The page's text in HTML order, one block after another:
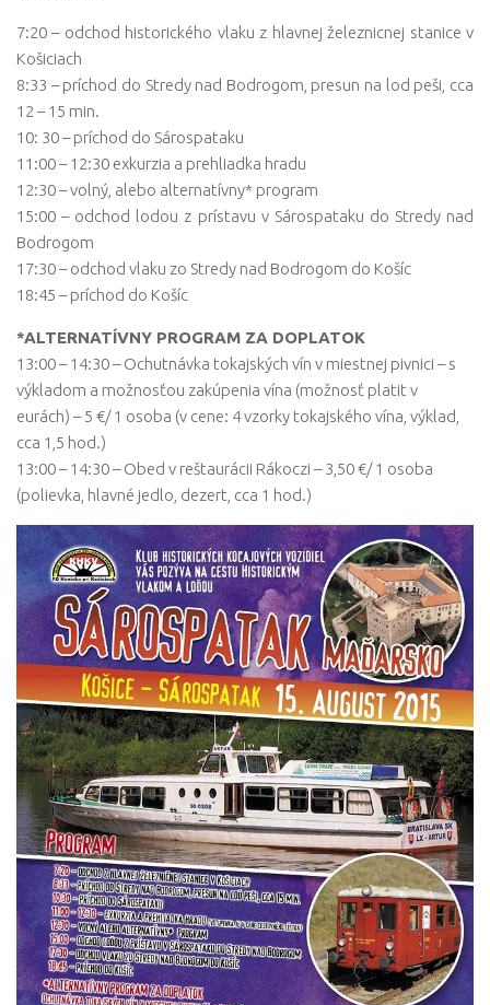
7:20 – odchod historického vlaku z hlavnej železnicnej stanice v
Košiciach
8:33 – príchod do Stredy nad Bodrogom, presun na lod peši, cca
12 – 15 min.
10: 30 – príchod do Sárospataku
11:00 – 12:30 exkurzia a prehliadka hradu
12:30 – volný, alebo alternatívny* program
15:00 – odchod lodou z prístavu v Sárospataku do Stredy nad
Bodrogom
17:30 – odchod vlaku zo Stredy nad Bodrogom do Košíc
18:45 – príchod do Košíc
*ALTERNATÍVNY PROGRAM ZA DOPLATOK
13:00 – 14:30 – Ochutnávka tokajských vín v miestnej pivnici – s
výkladom a možnosťou zakúpenia vína (možnosť platit v
eurách) – 5 €/ 1 osoba (v cene: 4 vzorky tokajského vína, výklad,
cca 1,5 hod.)
13:00 – 14:30 – Obed v reštaurácii Rákoczi – 3,50 €/ 1 osoba
(polievka, hlavné jedlo, dezert, cca 1 hod.)